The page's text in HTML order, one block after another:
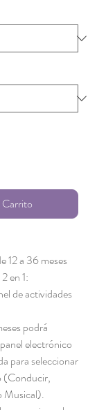
Carrito
12 a 36 meses
en 1:
de actividades
podrá
electrónico
para seleccionar
(Conducir,
Musical).